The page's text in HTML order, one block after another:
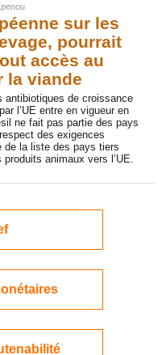
sur les
pourrait
accès au
la viande
antibiotiques de croissance
l’UE entre en vigueur en
ne fait pas partie des pays
des exigences
de la liste des pays tiers
animaux vers l’UE.